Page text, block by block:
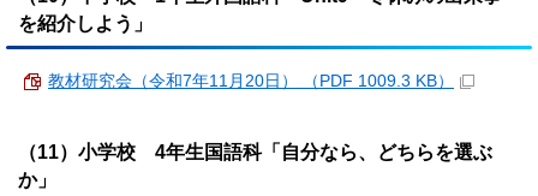
を紹介しよう」
教材研究会（令和7年11月20日） （PDF 1009.3 KB）
（11）小学校 4年生国語科「自分なら、どちらを選ぶ
か」